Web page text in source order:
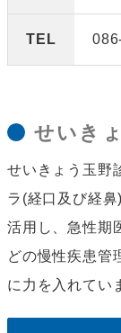
TEL
せいき
せいきょう玉野
ラ(経口及び経
活用し、急性期
どの慢性疾患管
に力を入れてい